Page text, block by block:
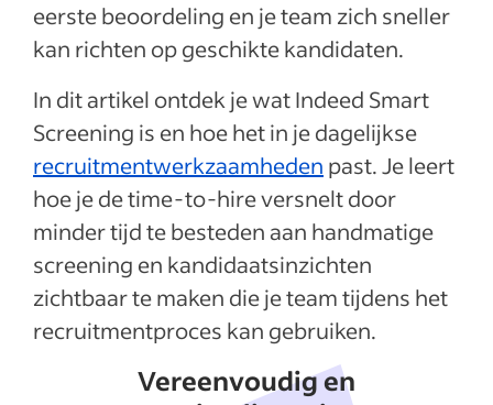
eerste beoordeling en je team zich sneller
kan richten op geschikte kandidaten.
In dit artikel ontdek je wat Indeed Smart
Screening is en hoe het in je dagelijkse
recruitmentwerkzaamheden past. Je leert
hoe je de time-to-hire versnelt door
minder tijd te besteden aan handmatige
screening en kandidaatsinzichten
zichtbaar te maken die je team tijdens het
recruitmentproces kan gebruiken.
Vereenvoudig en